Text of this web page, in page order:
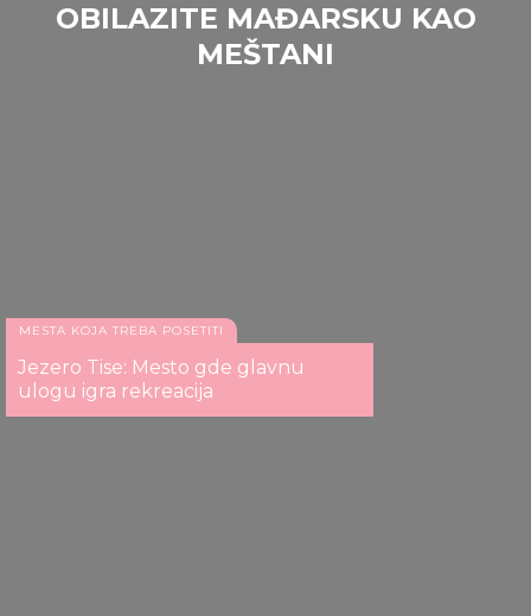
Čobanc, basen Tapolca
Vidikovac Žongor ke, Meček
OBILAZITE MAĐARSKU KAO
MEŠTANI
MESTA KOJA TREBA POSETITI
Jezero Tise: Mesto gde glavnu
ulogu igra rekreacija